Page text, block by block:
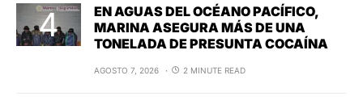
EN AGUAS DEL OCÉANO PACÍFICO,
MARINA ASEGURA MÁS DE UNA
TONELADA DE PRESUNTA COCAÍNA
AGOSTO 7, 2026 2 MINUTE READ